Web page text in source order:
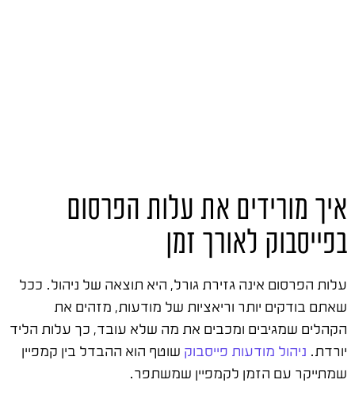
איך מורידים את עלות הפרסום
בפייסבוק לאורך זמן
עלות הפרסום אינה גזירת גורל, היא תוצאה של ניהול. ככל
שאתם בודקים יותר וריאציות של מודעות, מזהים את
הקהלים שמגיבים ומכבים את מה שלא עובד, כך עלות הליד
יורדת. ניהול מודעות פייסבוק שוטף הוא ההבדל בין קמפיין
שמתייקר עם הזמן לקמפיין שמשתפר.